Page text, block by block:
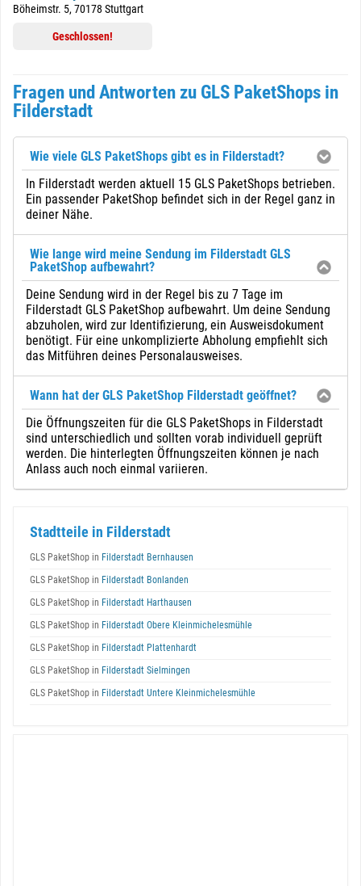
Böheimstr. 5, 70178 Stuttgart
Geschlossen!
Fragen und Antworten zu GLS PaketShops in
Filderstadt
Wie viele GLS PaketShops gibt es in Filderstadt?
In Filderstadt werden aktuell 15 GLS PaketShops betrieben.
Ein passender PaketShop befindet sich in der Regel ganz in
deiner Nähe.
Wie lange wird meine Sendung im Filderstadt GLS
PaketShop aufbewahrt?
Deine Sendung wird in der Regel bis zu 7 Tage im
Filderstadt GLS PaketShop aufbewahrt. Um deine Sendung
abzuholen, wird zur Identifizierung, ein Ausweisdokument
benötigt. Für eine unkomplizierte Abholung empfiehlt sich
das Mitführen deines Personalausweises.
Wann hat der GLS PaketShop Filderstadt geöffnet?
Die Öffnungszeiten für die GLS PaketShops in Filderstadt
sind unterschiedlich und sollten vorab individuell geprüft
werden. Die hinterlegten Öffnungszeiten können je nach
Anlass auch noch einmal variieren.
Stadtteile in Filderstadt
GLS PaketShop in Filderstadt Bernhausen
GLS PaketShop in Filderstadt Bonlanden
GLS PaketShop in Filderstadt Harthausen
GLS PaketShop in Filderstadt Obere Kleinmichelesmühle
GLS PaketShop in Filderstadt Plattenhardt
GLS PaketShop in Filderstadt Sielmingen
GLS PaketShop in Filderstadt Untere Kleinmichelesmühle